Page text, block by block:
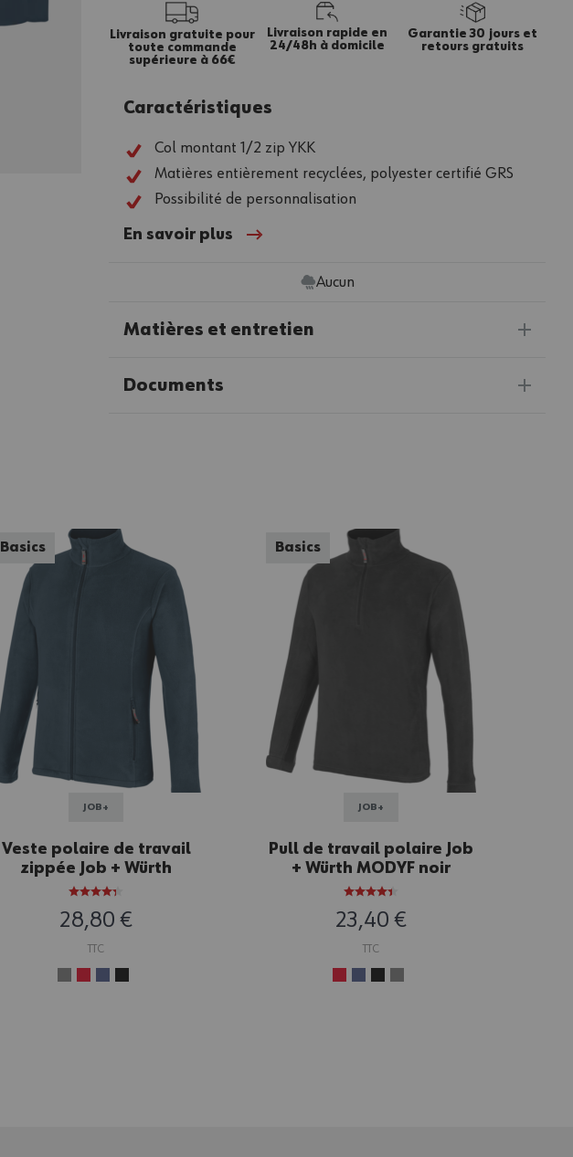
Livraison gratuite pour
toute commande
supérieure à 66€
Livraison rapide en
24/48h à domicile
Garantie 30 jours et
retours gratuits
Caractéristiques
Col montant 1/2 zip YKK
Matières entièrement recyclées, polyester certifié GRS
Possibilité de personnalisation
En savoir plus
Aucun
Matières et entretien
Documents
Basics
JOB+
Veste polaire de travail
zippée Job + Würth
MODYF marine
28,80 €
TTC
Basics
JOB+
Pull de travail polaire Job
+ Würth MODYF noir
23,40 €
TTC